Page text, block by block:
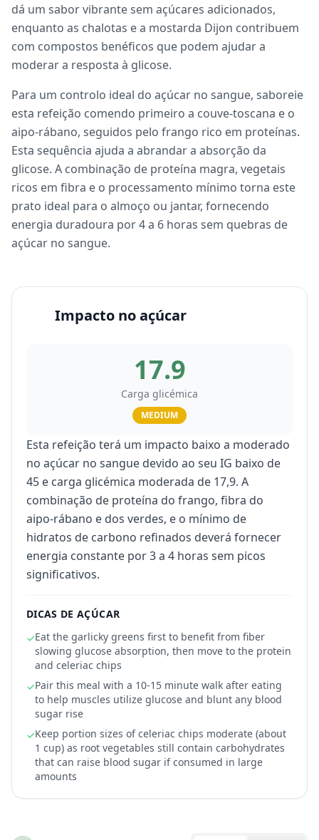
dá um sabor vibrante sem açúcares adicionados,
enquanto as chalotas e a mostarda Dijon contribuem
com compostos benéficos que podem ajudar a
moderar a resposta à glicose.
Para um controlo ideal do açúcar no sangue, saboreie
esta refeição comendo primeiro a couve-toscana e o
aipo-rábano, seguidos pelo frango rico em proteínas.
Esta sequência ajuda a abrandar a absorção da
glicose. A combinação de proteína magra, vegetais
ricos em fibra e o processamento mínimo torna este
prato ideal para o almoço ou jantar, fornecendo
energia duradoura por 4 a 6 horas sem quebras de
açúcar no sangue.
Impacto no açúcar
17.9
Carga glicémica
MEDIUM
Esta refeição terá um impacto baixo a moderado
no açúcar no sangue devido ao seu IG baixo de
45 e carga glicémica moderada de 17,9. A
combinação de proteína do frango, fibra do
aipo-rábano e dos verdes, e o mínimo de
hidratos de carbono refinados deverá fornecer
energia constante por 3 a 4 horas sem picos
significativos.
DICAS DE AÇÚCAR
✓Eat the garlicky greens first to benefit from fiber
slowing glucose absorption, then move to the protein
and celeriac chips
✓Pair this meal with a 10-15 minute walk after eating
to help muscles utilize glucose and blunt any blood
sugar rise
✓Keep portion sizes of celeriac chips moderate (about
1 cup) as root vegetables still contain carbohydrates
that can raise blood sugar if consumed in large
amounts